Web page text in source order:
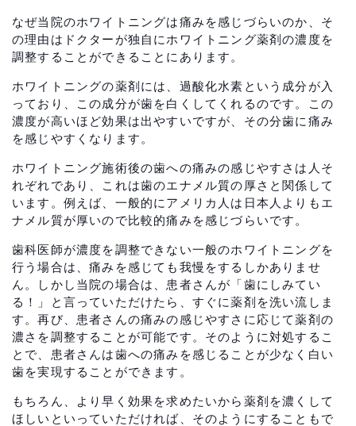
なぜ当院のホワイトニングは痛みを感じづらいのか、そ
の理由はドクターが独自にホワイトニング薬剤の濃度を
調整することができることにあります。
ホワイトニングの薬剤には、過酸化水素という成分が入
っており、この成分が歯を白くしてくれるのです。この
濃度が高いほど効果は出やすいですが、その分歯に痛み
を感じやすくなります。
ホワイトニング施術後の歯への痛みの感じやすさは人そ
れぞれであり、これは歯のエナメル質の厚さと関係して
います。例えば、一般的にアメリカ人は日本人よりもエ
ナメル質が厚いので比較的痛みを感じづらいです。
歯科医師が濃度を調整できない一般のホワイトニングを
行う場合は、痛みを感じても我慢をするしかありませ
ん。しかし当院の場合は、患者さんが「歯にしみてい
る！」と言っていただけたら、すぐに薬剤を洗い流しま
す。再び、患者さんの痛みの感じやすさに応じて薬剤の
濃さを調整することが可能です。そのように対処するこ
とで、患者さんは歯への痛みを感じることが少なく白い
歯を実現することができます。
もちろん、より早く効果を求めたいから薬剤を濃くして
ほしいといっていただければ、そのようにすることもで